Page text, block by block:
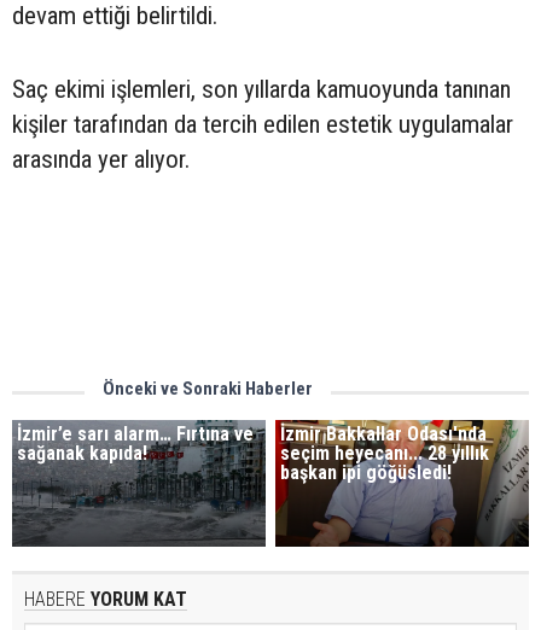
devam ettiği belirtildi.
Saç ekimi işlemleri, son yıllarda kamuoyunda tanınan
kişiler tarafından da tercih edilen estetik uygulamalar
arasında yer alıyor.
Önceki ve Sonraki Haberler
İzmir’e sarı alarm… Fırtına ve
sağanak kapıda!
İzmir Bakkallar Odası'nda
seçim heyecanı... 28 yıllık
başkan ipi göğüsledi!
HABERE YORUM KAT